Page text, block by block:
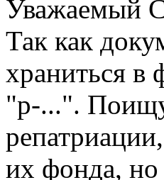
Уважаемый
Так как
храниться в
"р-...".
их фонда,